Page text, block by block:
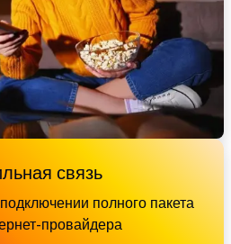
связь
полного пакета
провайдера